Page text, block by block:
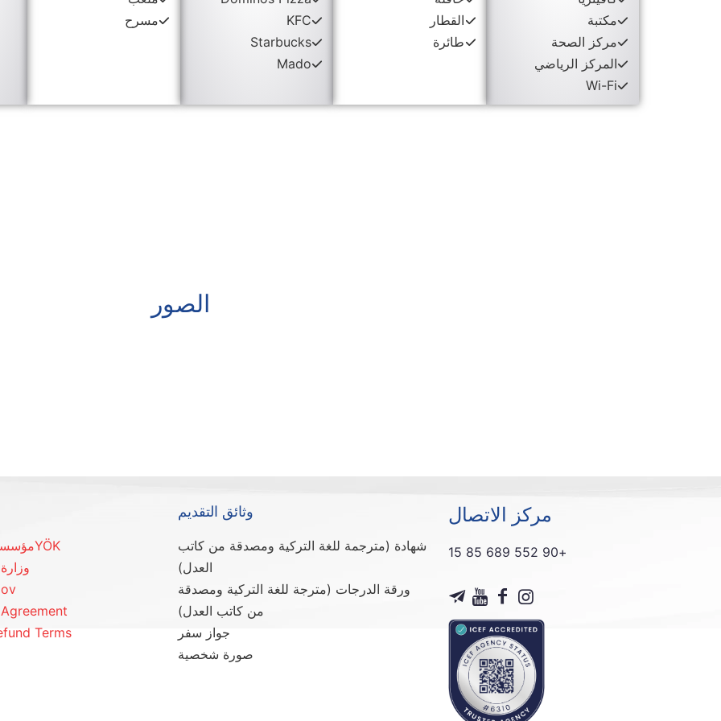
مكتبة
مركز الصحة
المركز الرياضي
Wi-Fi
القطار
طائرة
KFC
Starbucks
Mado
مسرح
الصور
مركز الاتصال
+90 552 689 85 15
وثائق التقديم
شهادة (مترجمة للغة التركية ومصدقة من كاتب
العدل)
ورقة الدرجات (مترجة للغة التركية ومصدقة
من كاتب العدل)
جواز سفر
صورة شخصية
YÖKمؤسسة التعليم العالي -
Terms